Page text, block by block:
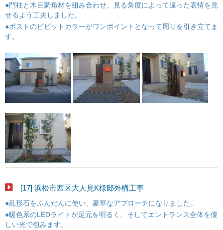
●門柱と木目調角材を組み合わせ、見る角度によって違った表情を見
せるよう工夫しました。
●ポストのビビットカラーがワンポイントとなって周りを引き立てま
す。
[17] 浜松市西区大人見K様邸外構工事
●乱形石をふんだんに使い、豪華なアプローチになりました。
●暖色系のLEDライトが足元を明るく、そしてエントランス全体を優
しい光で包みます。